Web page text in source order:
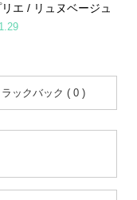
エ / リュヌベージュ
ラックバック ( 0 )